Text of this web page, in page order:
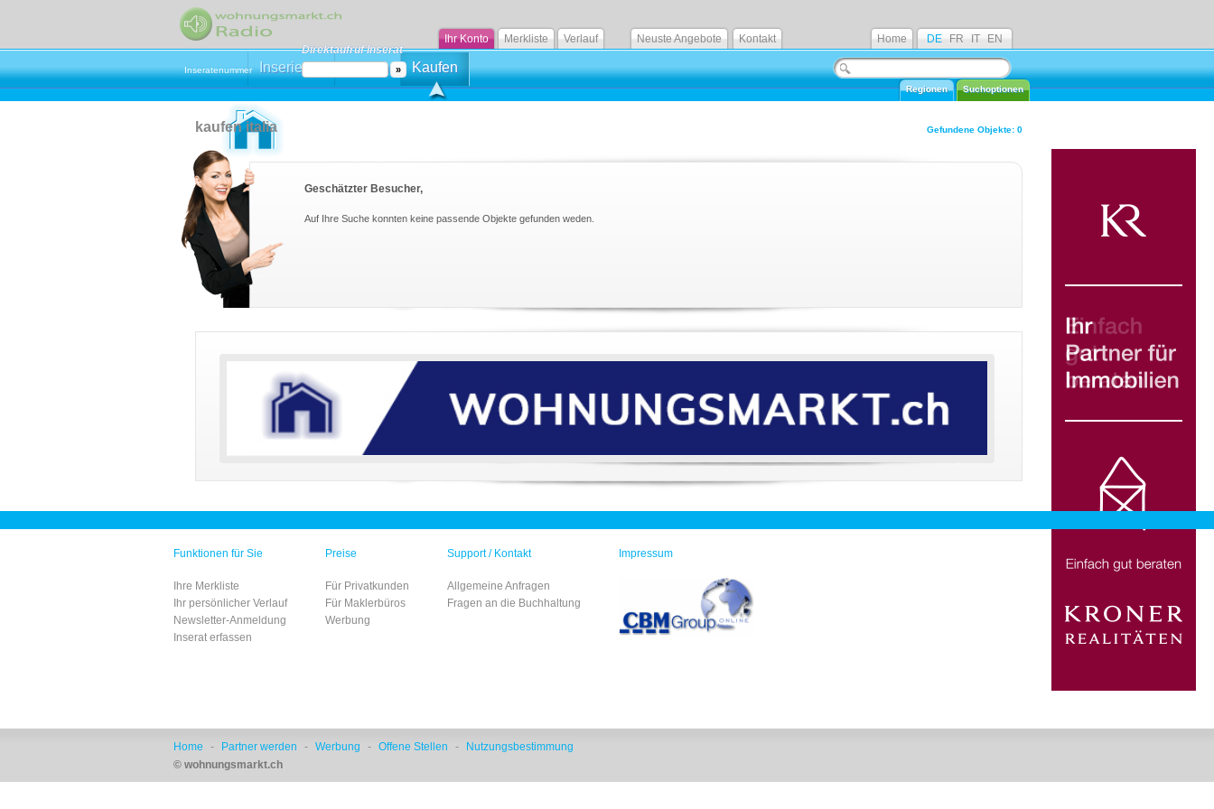
Ihr Konto Merkliste Verlauf Neuste Angebote Kontakt Home DE FR IT EN
Inserieren Mieten Kaufen
Direktaufruf Inserat
Inseratenummer
Suchoptionen
Regionen
kaufen italia Gefundene Objekte: 0
Geschätzter Besucher,
Auf Ihre Suche konnten keine passende Objekte gefunden weden.
Funktionen für Sie
Ihre Merkliste
Ihr persönlicher Verlauf
Newsletter-Anmeldung
Inserat erfassen
Preise
Für Privatkunden
Für Maklerbüros
Werbung
Support / Kontakt
Allgemeine Anfragen
Fragen an die Buchhaltung
Impressum
Home - Partner werden - Werbung - Offene Stellen -
Nutzungsbestimmung
© wohnungsmarkt.ch